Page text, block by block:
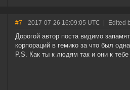
#7 - 2017-07-26 16:09:05 UTC Edited
Дорогой автор поста видимо
корпораций в гемико за что был
P.S. Как ты к людям так и они к тебе